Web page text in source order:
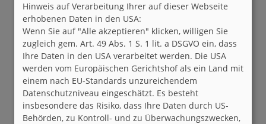
Hinweis auf Verarbeitung Ihrer auf dieser Webseite
erhobenen Daten in den USA:
Wenn Sie auf "Alle akzeptieren" klicken, willigen Sie
zugleich gem. Art. 49 Abs. 1 S. 1 lit. a DSGVO ein, dass
Ihre Daten in den USA verarbeitet werden. Die USA
werden vom Europäischen Gerichtshof als ein Land mit
einem nach EU-Standards unzureichendem
Datenschutzniveau eingeschätzt. Es besteht
insbesondere das Risiko, dass Ihre Daten durch US-
Behörden, zu Kontroll- und zu Überwachungszwecken,